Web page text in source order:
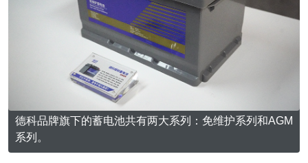
德科品牌旗下的蓄电池共有两大系列：免维护系列和AGM
系列。